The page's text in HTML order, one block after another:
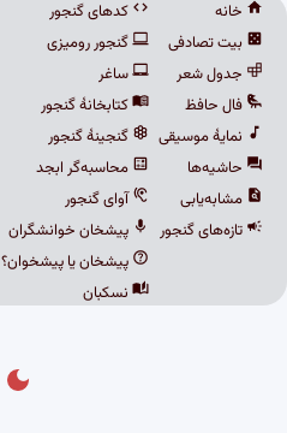
خانه
بیت تصادفی
جدول شعر
فال حافظ
نمایهٔ موسیقی
حاشیه‌ها
مشابه‌یابی
تازه‌های گنجور
کدهای گنجور
گنجور رومیزی
ساغر
کتابخانهٔ گنجور
گنجینهٔ گنجور
محاسبه‌گر ابجد
آوای گنجور
پیشخان خوانشگران
پیشخان یا پیشخوان؟
نسکبان